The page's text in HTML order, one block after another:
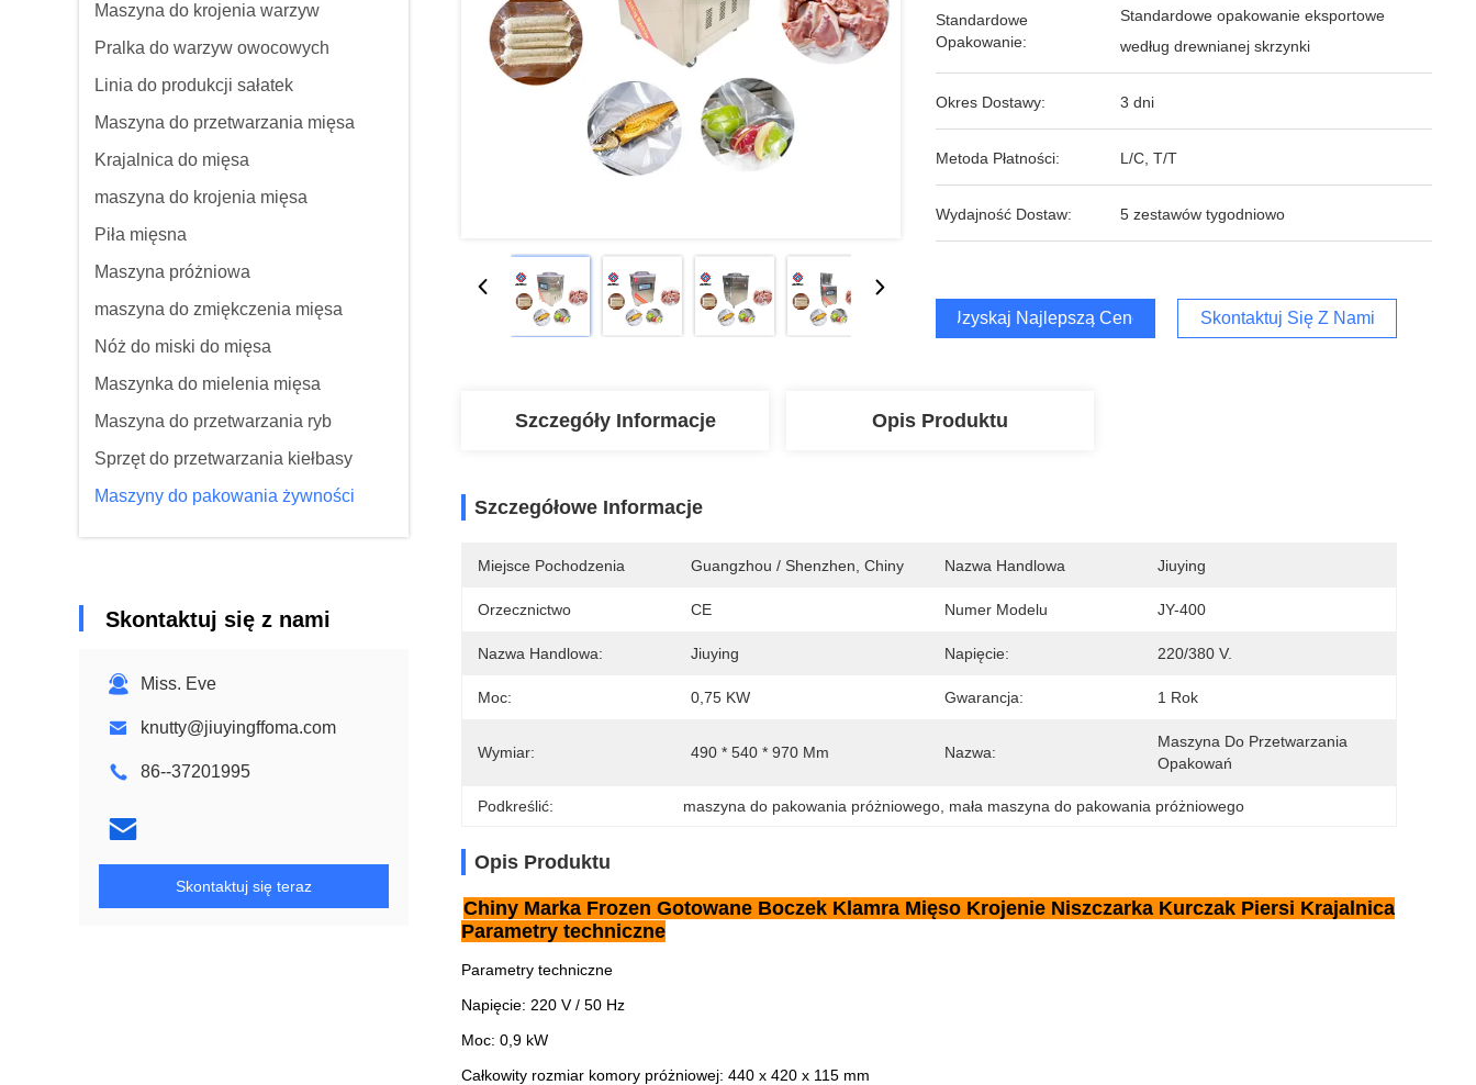
Maszyna do krojenia warzyw
Pralka do warzyw owocowych
Linia do produkcji sałatek
Maszyna do przetwarzania mięsa
Krajalnica do mięsa
maszyna do krojenia mięsa
Piła mięsna
Maszyna próżniowa
maszyna do zmiękczenia mięsa
Nóż do miski do mięsa
Maszynka do mielenia mięsa
Maszyna do przetwarzania ryb
Sprzęt do przetwarzania kiełbasy
Maszyny do pakowania żywności
Skontaktuj się z nami
Miss. Eve
knutty@jiuyingffoma.com
86--37201995
Skontaktuj się teraz
Standardowe
Opakowanie:
Standardowe opakowanie eksportowe
według drewnianej skrzynki
Okres Dostawy: 3 dni
Metoda Płatności: L/C, T/T
Wydajność Dostaw: 5 zestawów tygodniowo
Uzyskaj Najlepszą Cenę Skontaktuj Się Z Nami
Szczegóły Informacje Opis Produktu
Szczegółowe Informacje
Miejsce Pochodzenia Guangzhou / Shenzhen, Chiny Nazwa Handlowa Jiuying
Orzecznictwo CE Numer Modelu JY-400
Nazwa Handlowa: Jiuying Napięcie: 220/380 V.
Moc: 0,75 KW Gwarancja: 1 Rok
Wymiar: 490 * 540 * 970 Mm Nazwa:
Maszyna Do Przetwarzania
Opakowań
Podkreślić: maszyna do pakowania próżniowego mała maszyna do pakowania próżniowego
Opis Produktu
Chiny Marka Frozen Gotowane Boczek Klamra Mięso Krojenie Niszczarka Kurczak Piersi Krajalnica
Parametry techniczne
Parametry techniczne
Napięcie: 220 V / 50 Hz
Moc: 0,9 kW
Całkowity rozmiar komory próżniowej: 440 x 420 x 115 mm